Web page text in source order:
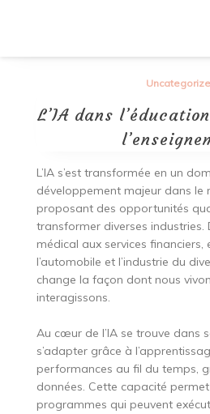
L’IA dans
L’IA s’est transformée en un
développement majeur dans le
proposant des opportunités
transformer diverses industries.
médical aux services financiers,
l’automobile et l’industrie du
change la façon dont nous
interagissons.
Au cœur de l’IA se trouve dans
s’adapter grâce à
performances au fil du temps,
données. Cette capacité permet
programmes qui peuvent